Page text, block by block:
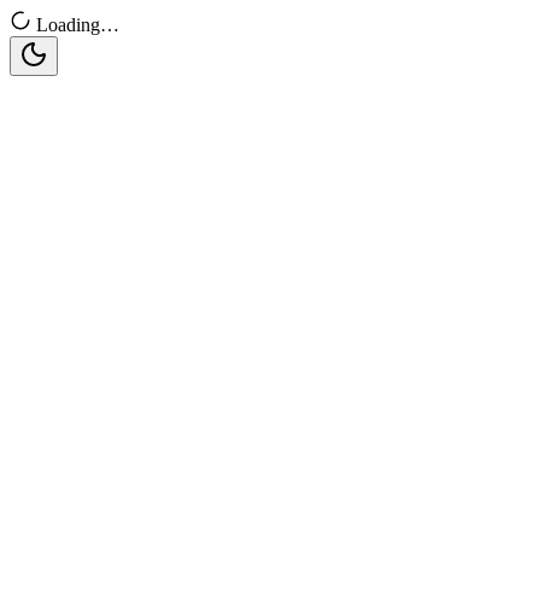
Loading…